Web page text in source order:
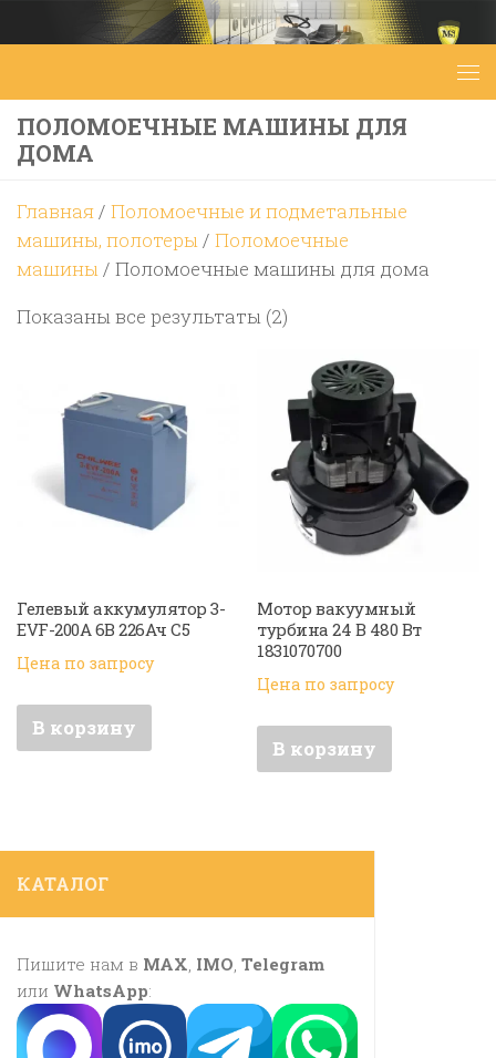
Перейти к содержимому
ПОЛОМОЕЧНЫЕ МАШИНЫ ДЛЯ
ДОМА
Главная/ Поломоечные и подметальные
машины, полотеры/ Поломоечные
машины/ Поломоечные машины для дома
Показаны все результаты (2)
возрастанию
Гелевый аккумулятор 3-
EVF-200А 6В 226Ач С5
Цена по запросу
В корзину
Мотор вакуумный
турбина 24 В 480 Вт
1831070700
Цена по запросу
В корзину
КАТАЛОГ
Пишите нам в MAX, IMO, Telegram
или WhatsApp: